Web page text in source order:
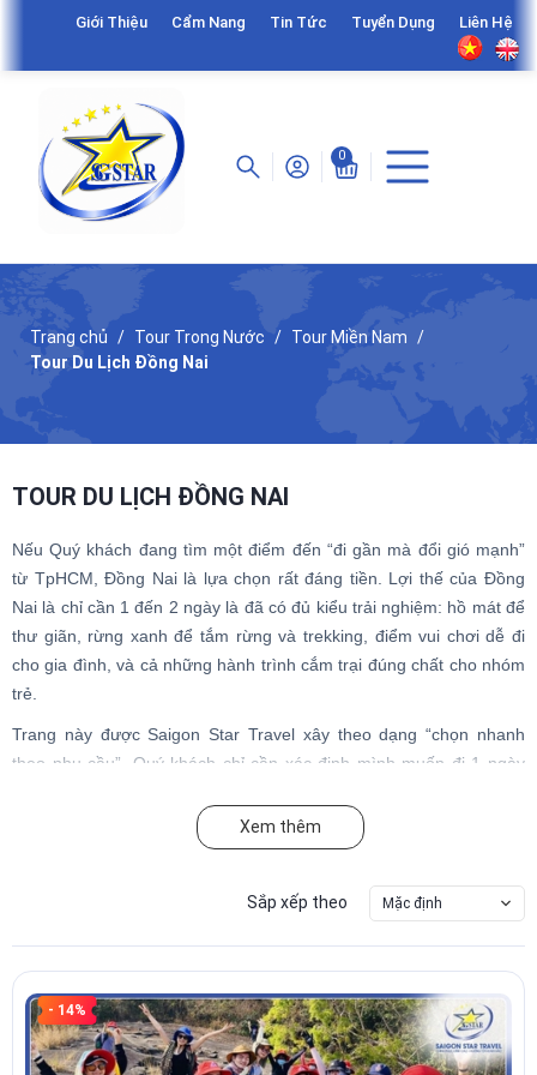
Giới Thiệu Cẩm Nang Tin Tức Tuyển Dụng Liên Hệ
0
Trang chủ Tour Trong Nước
Tour Miền Nam
Tour Du Lịch Đồng Nai
TOUR DU LỊCH ĐỒNG NAI
Nếu Quý khách đang tìm một điểm đến “đi gần mà đổi gió mạnh”
từ TpHCM, Đồng Nai là lựa chọn rất đáng tiền. Lợi thế của Đồng
Nai là chỉ cần 1 đến 2 ngày là đã có đủ kiểu trải nghiệm: hồ mát để
thư giãn, rừng xanh để tắm rừng và trekking, điểm vui chơi dễ đi
cho gia đình, và cả những hành trình cắm trại đúng chất cho nhóm
trẻ.
Trang này được Saigon Star Travel xây theo dạng “chọn nhanh
theo nhu cầu”. Quý khách chỉ cần xác định mình muốn đi 1 ngày
công ty. Danh sách sản phẩm bên dưới sẽ giúp Quý khách chọn
đúng tour ngay từ đầu, tránh mất thời gian.
1900 277 297hoặc0907
422 717
Quý khách nhắn giúp 4 thông tin: ngày đi, số lượng, điểm đón,
nhu cầu (1 ngày, 2N1Đ, trekking, camping, đoàn công ty).
Saigon Star Travel sẽ chốt phương án phù hợp nhất, tối ưu lịch
Xem thêm
Sắp xếp theo Mặc định
- 14%